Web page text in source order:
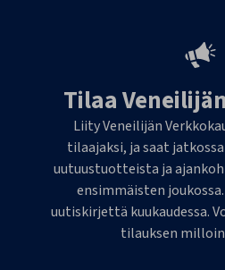
Tilaa
Liity Veneilijän
tilaajaksi, ja saat
uutuustuotteista ja
ensimmäisten
uutiskirjettä kuukaudessa.
tilauksen